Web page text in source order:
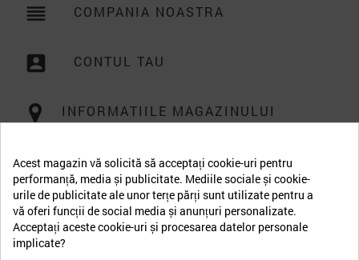
reorder COMPANIA NOASTRA
account_box CONTUL TAU
INFORMATIILE MAGAZINULUI
Acest magazin vă solicită să acceptați cookie-uri pentru
performanță, media și publicitate. Mediile sociale și cookie-
urile de publicitate ale unor terțe părți sunt utilizate pentru a
vă oferi funcții de social media și anunțuri personalizate.
Acceptați aceste cookie-uri și procesarea datelor personale
implicate?